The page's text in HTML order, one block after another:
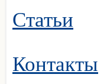
Статьи
Контакты